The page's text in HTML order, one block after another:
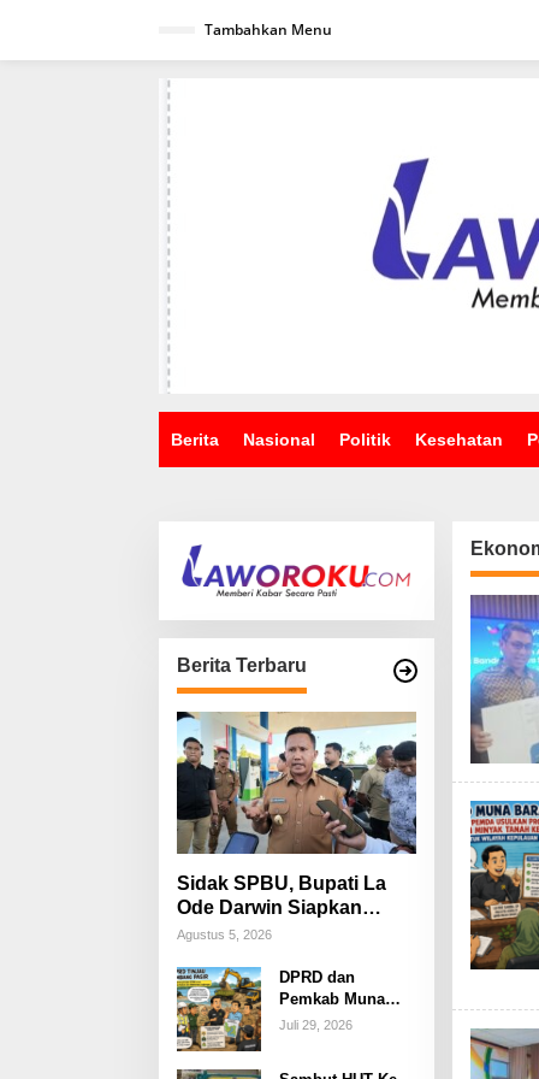
Tambahkan Menu
Berita Nasional Politik Kesehatan
Berita Terbaru
Sidak SPBU, Bupati La
Ode Darwin Siapkan
Langkah Atasi Antrean
Agustus 5, 2026
DPRD dan
Pemkab Muna
Barat Tinjau
Juli 29, 2026